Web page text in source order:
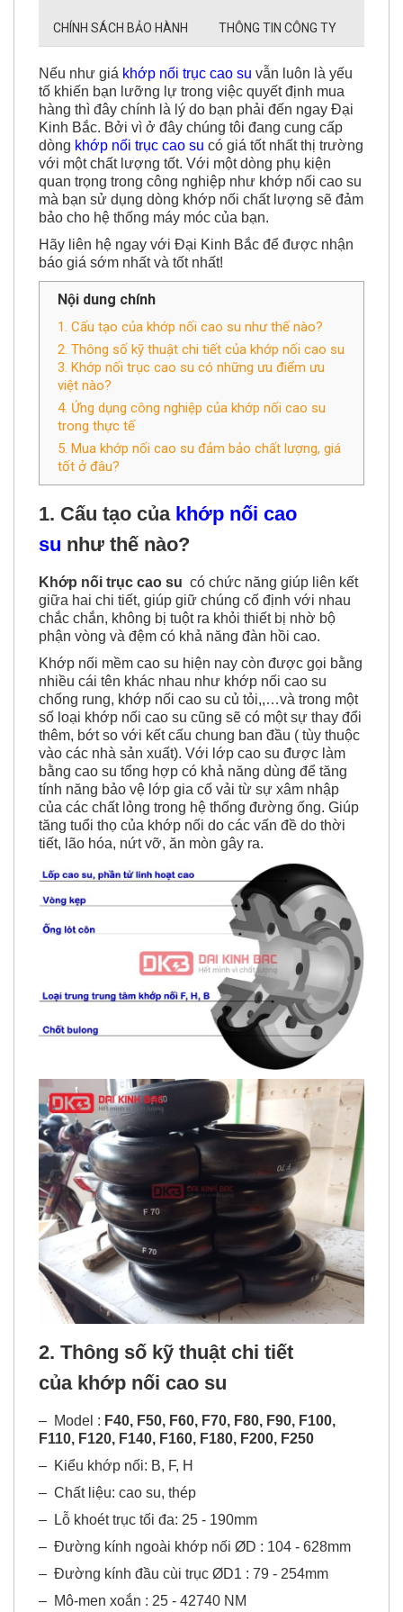
CHÍNH SÁCH BẢO HÀNH THÔNG TIN CÔNG TY
Nếu như giá khớp nối trục cao su vẫn luôn là yếu
tố khiến bạn lưỡng lự trong việc quyết định mua
hàng thì đây chính là lý do bạn phải đến ngay Đại
Kinh Bắc. Bởi vì ở đây chúng tôi đang cung cấp
dòng khớp nối trục cao su có giá tốt nhất thị trường
với một chất lượng tốt. Với một dòng phụ kiện
quan trọng trong công nghiệp như khớp nối cao su
mà bạn sử dụng dòng khớp nối chất lượng sẽ đảm
bảo cho hệ thống máy móc của bạn.
Hãy liên hệ ngay với Đại Kinh Bắc để được nhận
báo giá sớm nhất và tốt nhất!
Nội dung chính
1. Cấu tạo của khớp nối cao su như thế nào?
2. Thông số kỹ thuật chi tiết của khớp nối cao su
3. Khớp nối trục cao su có những ưu điểm ưu
việt nào?
4. Ứng dụng công nghiệp của khớp nối cao su
trong thực tế
5. Mua khớp nối cao su đảm bảo chất lượng, giá
tốt ở đâu?
1. Cấu tạo của khớp nối cao
su như thế nào?
Khớp nối trục cao su có chức năng giúp liên kết
giữa hai chi tiết, giúp giữ chúng cố định với nhau
chắc chắn, không bị tuột ra khỏi thiết bị nhờ bộ
phận vòng và đệm có khả năng đàn hồi cao.
Khớp nối mềm cao su hiện nay còn được gọi bằng
nhiều cái tên khác nhau như khớp nối cao su
chống rung, khớp nối cao su củ tỏi,,…và trong một
số loại khớp nối cao su cũng sẽ có một sự thay đổi
thêm, bớt so với kết cấu chung ban đầu ( tùy thuộc
vào các nhà sản xuất). Với lớp cao su được làm
bằng cao su tổng hợp có khả năng dùng để tăng
tính năng bảo vệ lớp gia cố vải từ sự xâm nhập
của các chất lỏng trong hệ thống đường ống. Giúp
tăng tuổi thọ của khớp nối do các vấn đề do thời
tiết, lão hóa, nứt vỡ, ăn mòn gây ra.
2. Thông số kỹ thuật chi tiết
của khớp nối cao su
– Model : F40, F50, F60, F70, F80, F90, F100,
F110, F120, F140, F160, F180, F200, F250
– Kiểu khớp nối: B, F, H
– Chất liệu: cao su, thép
–
Lỗ khoét trục tối đa: 25 - 190mm
– Đường kính ngoài khớp nối ØD : 104 - 628mm
– Đường kính đầu cùi trục ØD1 : 79 - 254mm
– Mô-men xoắn : 25 - 42740 NM